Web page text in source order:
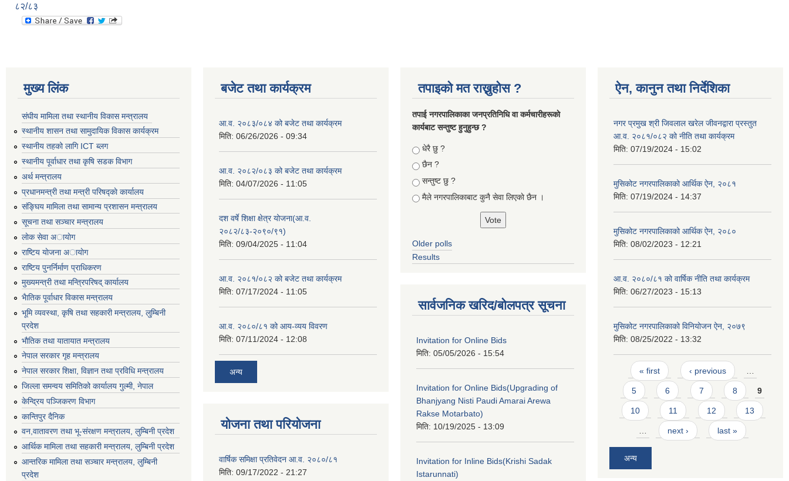
८२/८३
मुख्य लिंक
संघीय मामिला तथा स्थानीय विकास मन्त्रालय
स्थानीय शासन तथा सामुदायिक विकास कार्यक्रम
स्थानीय तहको लागि ICT ब्लग
स्थानीय पूर्वाधार तथा कृषि सडक विभाग
अर्थ मन्त्रालय
प्रधानमन्त्री तथा मन्त्री परिषद्काे कार्यालय
संङ्घिय मामिला तथा सामान्य प्रशासन मन्त्रालय
सूचना तथा सञ्चार मन्त्रालय
लाेक सेवा अायाेग
राष्टिय याेजना अायाेग
राष्टिय पुनर्निर्माण प्राधिकरण
मुख्यमन्त्री तथा मन्त्रिपरिषद् कार्यालय
भैातिक पूर्वाधार विकास मन्त्रालय
भूमि व्यवस्था, कृषि तथा सहकारी मन्त्रालय, लु्म्बिनी
प्रदेश
भाैतिक तथा यातायात मन्त्रालय
नेपाल सरकार गृह मन्त्रालय
नेपाल सरकार शिक्षा, विज्ञान तथा प्रविधि मन्त्रालय
जिल्ला समन्वय समितिको कार्यालय गुल्मी, नेपाल
केन्द्रिय पञ्जिकरण विभाग
कान्तिपुर दैनिक
वन,वातावरण तथा भू-संरक्षण मन्त्रालय, लुम्बिनी प्रदेश
आर्थिक मामिला तथा सहकारी मन्त्रालय, लुम्बिनी प्रदेश
आन्तरिक मामिला तथा सञ्चार मन्त्रालय, लुम्बिनी
प्रदेश
बजेट तथा कार्यक्रम
आ.व. २०८३/०८४ को बजेट तथा कार्यक्रम
मिति: 06/26/2026 - 09:34
आ.व. २०८२/०८३ को बजेट तथा कार्यक्रम
मिति: 04/07/2026 - 11:05
दश वर्षे शिक्षा क्षेत्र योजना(आ.व.
२०८२/८३-२०९०/९१)
मिति: 09/04/2025 - 11:04
आ.व. २०८१/०८२ को बजेट तथा कार्यक्रम
मिति: 07/17/2024 - 11:05
आ.व. २०८०/८१ को आय-व्यय विवरण
मिति: 07/11/2024 - 12:08
अन्य
योजना तथा परियोजना
वार्षिक समिक्षा प्रतिवेदन आ.व. २०८०/८१
मिति: 09/17/2022 - 21:27
तपाइको मत राख्नुहोस ?
तपा‌ई नगरपालिकाका जनप्रतिनिधि वा कर्मचारीहरूकाे
कार्यबाट सन्तुष्ट हुनुहुन्छ ?
Choices
धेरै छु ?
छैन ?
सन्तुष्ट छु ?
मैले नगरपालिकाबाट कुनै सेवा लिएकाे छैन ।
Older polls
Results
सार्वजनिक खरिद/बोलपत्र सूचना
Invitation for Online Bids
मिति: 05/05/2026 - 15:54
Invitation for Online Bids(Upgrading of
Bhanjyang Nisti Paudi Amarai Arewa
Rakse Motarbato)
मिति: 10/19/2025 - 13:09
Invitation for Inline Bids(Krishi Sadak
Istarunnati)
ऐन, कानुन तथा निर्देशिका
नगर प्रमुख श्री जिवलाल खरेल जीवनद्वारा प्रस्तुत
आ.व. २०८१/०८२ को नीति तथा कार्यक्रम
मिति: 07/19/2024 - 15:02
मुसिकोट नगरपालिकाको आर्थिक ऐन, २०८१
मिति: 07/19/2024 - 14:37
मुसिकोट नगरपालिकाको आर्थिक ऐन, २०८०
मिति: 08/02/2023 - 12:21
आ.व. २०८०/८१ को वार्षिक नीति तथा कार्यक्रम
मिति: 06/27/2023 - 15:13
मुसिकोट नगरपालिकाको विनियोजन ऐन, २०७९
मिति: 08/25/2022 - 13:32
Pages
« first ‹ previous …
5 6 7 8 9
10 11 12 13
… next › last »
अन्य